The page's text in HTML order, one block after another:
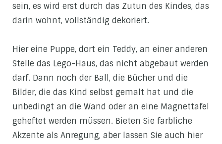
sein, es wird erst durch das Zutun des Kindes, das
darin wohnt, vollständig dekoriert.
Hier eine Puppe, dort ein Teddy, an einer anderen
Stelle das Lego-Haus, das nicht abgebaut werden
darf. Dann noch der Ball, die Bücher und die
Bilder, die das Kind selbst gemalt hat und die
unbedingt an die Wand oder an eine Magnettafel
geheftet werden müssen. Bieten Sie farbliche
Akzente als Anregung, aber lassen Sie auch hier